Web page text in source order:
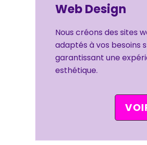
Web Design
Nous créons des sites
adaptés à vos besoins
garantissant une
esthétique.